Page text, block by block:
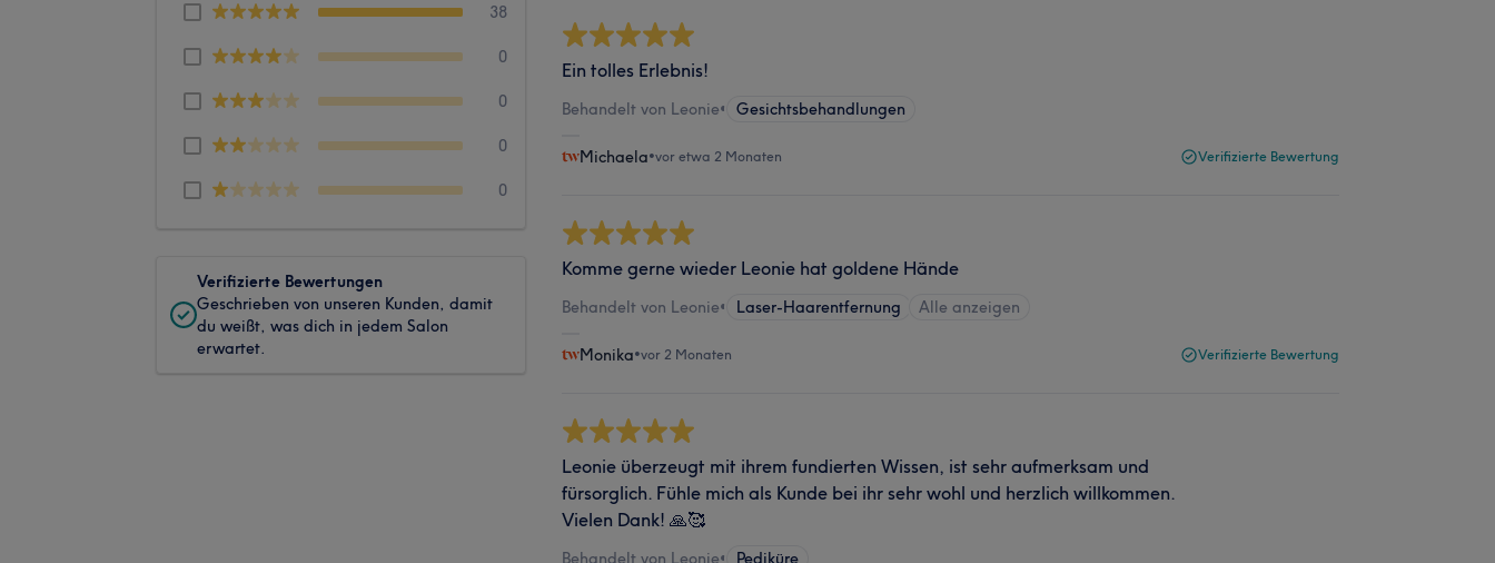
38
0
0
0
0
Verifizierte Bewertungen
Geschrieben von unseren Kunden, damit
du weißt, was dich in jedem Salon
erwartet.
Ein tolles Erlebnis!
Behandelt von Leonie• Gesichtsbehandlungen
Michaela•vor etwa 2 Monaten Verifizierte Bewertung
Komme gerne wieder Leonie hat goldene Hände
Behandelt von Leonie• Laser-Haarentfernung Alle anzeigen
Monika•vor 2 Monaten Verifizierte Bewertung
Leonie überzeugt mit ihrem fundierten Wissen, ist sehr aufmerksam und
fürsorglich. Fühle mich als Kunde bei ihr sehr wohl und herzlich willkommen.
Vielen Dank! 🙏🥰
Behandelt von Leonie• Pediküre